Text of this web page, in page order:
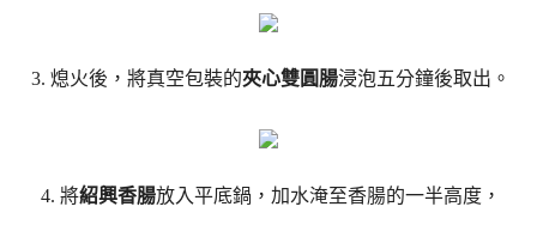
3. 熄火後，將真空包裝的夾心雙圓腸浸泡五分鐘後取出。
4. 將紹興香腸放入平底鍋，加水淹至香腸的一半高度，